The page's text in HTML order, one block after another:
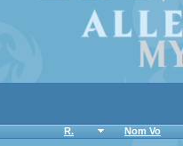
R.
Nom Vo